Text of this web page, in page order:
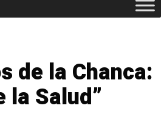
de la Chanca:
la Salud”